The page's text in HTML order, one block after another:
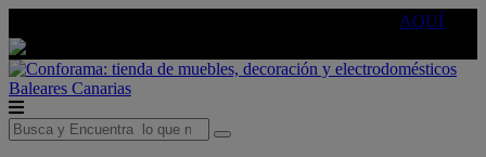
AQUÍ
Baleares Canarias